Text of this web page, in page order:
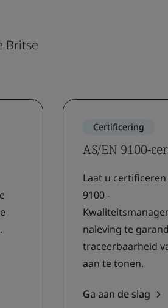
Britse
Certificering
AS/EN 9100-
Laat u certificeren
9100 -
naleving te
traceerbaarheid
aan te tonen.
Ga aan de slag